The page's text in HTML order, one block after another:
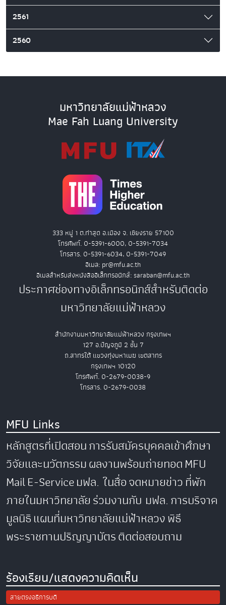
2561
2560
มหาวิทยาลัยแม่ฟ้าหลวง
Mae Fah Luang University
333 หมู่ 1 ต.ท่าสุด อ.เมือง จ. เชียงราย 57100
โทรศัพท์. 0-5391-6000, 0-5391-7034
โทรสาร. 0-5391-6034, 0-5391-7049
อีเมล: pr@mfu.ac.th
อีเมลสำหรับส่งหนังสืออิเล็กทรอนิกส์: saraban@mfu.ac.th
ประกาศช่องทางอิเล็กทรอนิกส์สำหรับติดต่อ
มหาวิทยาลัยแม่ฟ้าหลวง
สำนักงานมหาวิทยาลัยแม่ฟ้าหลวง กรุงเทพฯ
127 อ.ปัญจภูมิ 2 ชั้น 7
ถ.สาทรใต้ แขวงทุ่งมหาเมฆ เขตสาทร
กรุงเทพฯ 10120
โทรศัพท์. 0-2679-0038-9
โทรสาร. 0-2679-0038
MFU Links
หลักสูตรที่เปิดสอนการรับสมัครบุคคลเข้าศึกษา
วิจัยและนวัตกรรมผลงานพร้อมถ่ายทอดMFU
MailE-Serviceมฟล. ในสื่อจดหมายข่าวที่พัก
ภายในมหาวิทยาลัยร่วมงานกับ มฟล.การบริจาค
มูลนิธิแผนที่มหาวิทยาลัยแม่ฟ้าหลวงพิธี
พระราชทานปริญญาบัตรติดต่อสอบถาม
ร้องเรียน/แสดงความคิดเห็น
สายตรงอธิการบดี